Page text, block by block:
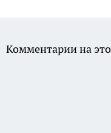
Комментарии на